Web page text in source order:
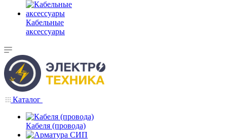
Кабельные
аксессуары
Каталог
Кабеля (провода)